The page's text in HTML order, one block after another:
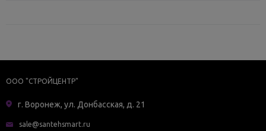
ООО "СТРОЙЦЕНТР"
г. Воронеж, ул. Донбасская, д. 21
sale@santehsmart.ru